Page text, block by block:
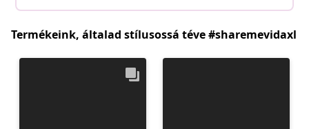
Termékeink, általad stílusossá téve #sharemevidaxl